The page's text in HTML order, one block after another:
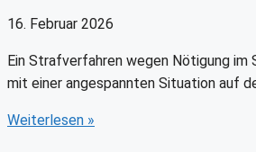
16. Februar 2026
Ein Strafverfahren wegen Nötigung
mit einer angespannten Situation auf
Weiterlesen »